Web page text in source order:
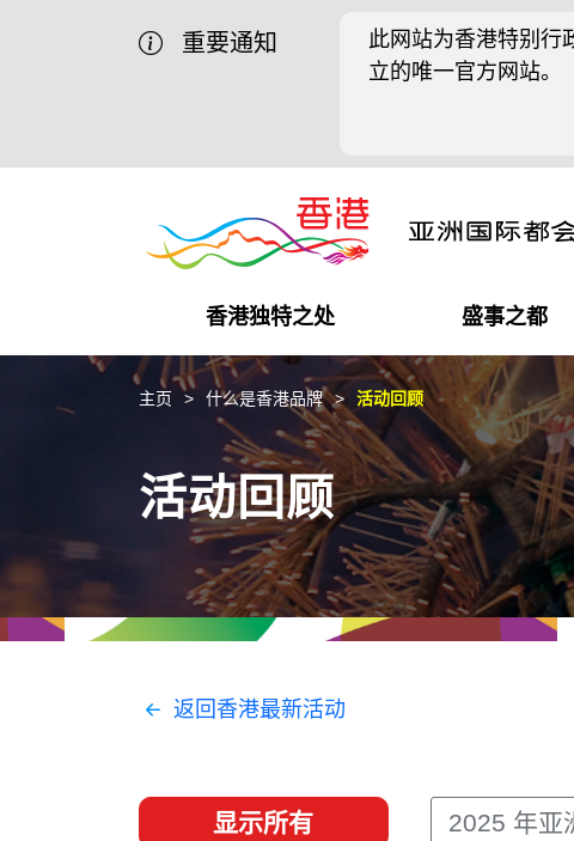
重要通知
此网站为香港特别行
立的唯一官方网站。
香港独特之处
商业机遇
独特优势
盛事之都
盛事之都
最新活动精选
在港工作
都会生活
在港创业
初创企业
商业网络
经贸协议
推广香港@中国内地
推广香港@中东
推广香港@粤港澳大湾区
推广香港@东盟
最新资讯
媒体资讯
社交媒体
资源
主页 什么是香港品牌 活动回顾
活动回顾
返回香港最新活动
显示所有 2025 年亚